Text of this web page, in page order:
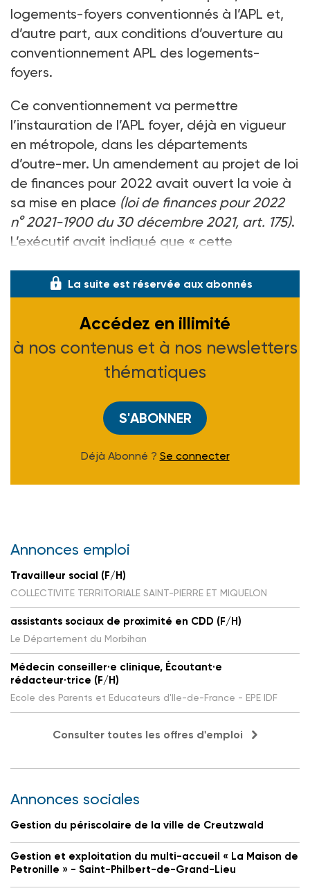
logements-foyers conventionnés à l’APL et,
d’autre part, aux conditions d’ouverture au
conventionnement APL des logements-
foyers.
Ce conventionnement va permettre
l’instauration de l’APL foyer, déjà en vigueur
en métropole, dans les départements
d’outre-mer. Un amendement au projet de loi
de finances pour 2022 avait ouvert la voie à
sa mise en place (loi de finances pour 2022
n° 2021-1900 du 30 décembre 2021, art. 175).
L’exécutif avait indiqué que « cette
La suite est réservée aux abonnés
Accédez en illimité
à nos contenus et à nos newsletters
thématiques
S'ABONNER
Déjà Abonné ? Se connecter
Annonces emploi
Travailleur social (F/H)
COLLECTIVITE TERRITORIALE SAINT-PIERRE ET MIQUELON
assistants sociaux de proximité en CDD (F/H)
Le Département du Morbihan
Médecin conseiller·e clinique, Écoutant·e
rédacteur·trice (F/H)
Ecole des Parents et Educateurs d'Ile-de-France - EPE IDF
Consulter toutes les offres d'emploi
Annonces sociales
Gestion du périscolaire de la ville de Creutzwald
Gestion et exploitation du multi-accueil « La Maison de
Petronille » - Saint-Philbert-de-Grand-Lieu